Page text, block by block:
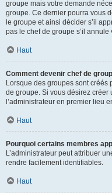
groupe mais votre demande
groupe. Ce dernier pourra vous
le groupe et ainsi décider s’il
pas le chef de groupe s’il
Haut
Comment devenir chef de
Lorsque des groupes sont créés
de groupe. Si vous désirez créer
l’administrateur en premier lieu
Haut
Pourquoi certains membres
L’administrateur peut attribuer
rendre facilement identifiables.
Haut